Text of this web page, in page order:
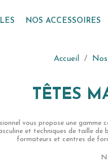
NOS ACCESSOIRES
Accueil
TÊTES
vous propose une gamme
et techniques de taille de
formateurs et centres de